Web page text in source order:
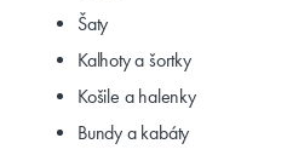
Šaty
Kalhoty a šortky
Košile a halenky
Bundy a kabáty